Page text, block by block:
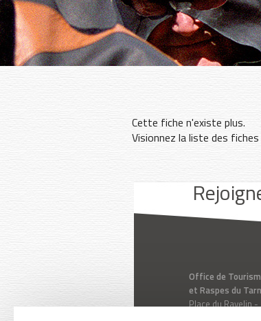
Cette fiche n'existe plus.
Visionnez la liste des
Facebook Instagram
Office de
et Raspes du Tarn
Place du Ravelin -